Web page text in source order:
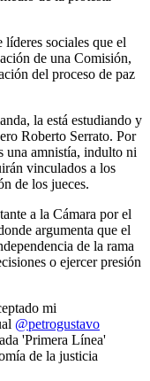
sociales que el
de una Comisión,
del proceso de paz
la está estudiando y
Roberto Serrato. Por
una amnistía, indulto ni
vinculados a los
de los jueces.
a la Cámara por el
argumenta que el
de la rama
o ejercer presión
mi
@petrogustavo
'Primera Línea'
de la justicia